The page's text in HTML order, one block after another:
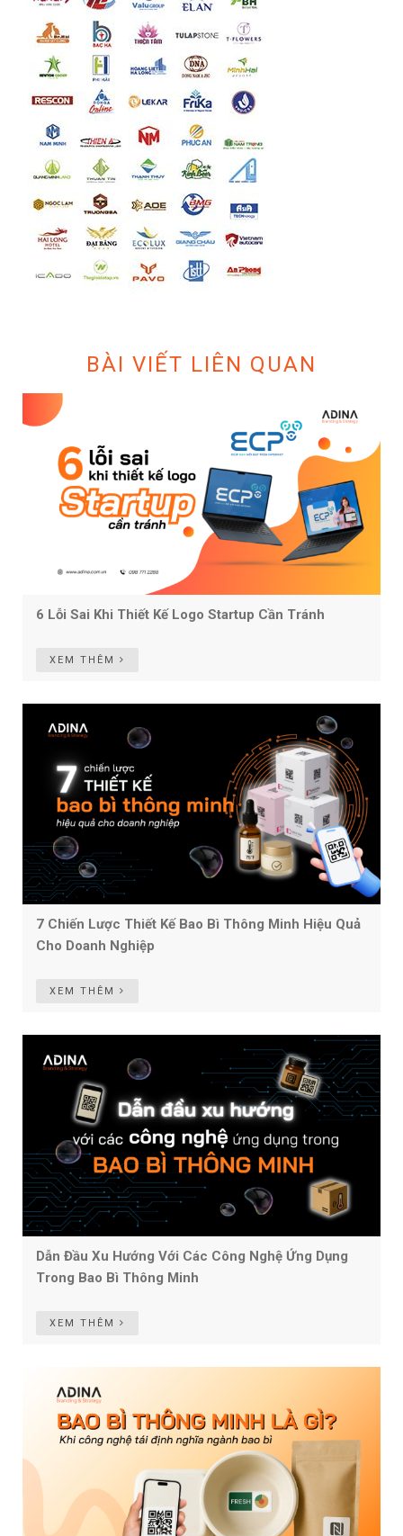
BÀI VIẾT LIÊN QUAN
6 Lỗi Sai Khi Thiết Kế Logo Startup Cần Tránh
XEM THÊM
7 Chiến Lược Thiết Kế Bao Bì Thông Minh Hiệu Quả
Cho Doanh Nghiệp
XEM THÊM
Dẫn Đầu Xu Hướng Với Các Công Nghệ Ứng Dụng
Trong Bao Bì Thông Minh
XEM THÊM